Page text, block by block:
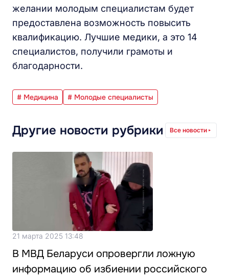
желании молодым специалистам будет
предоставлена возможность повысить
квалификацию. Лучшие медики, а это 14
специалистов, получили грамоты и
благодарности.
# Медицина # Молодые специалисты
Другие новости рубрики Все новости
21 марта 2025 13:48
В МВД Беларуси опровергли ложную
информацию об избиении российского